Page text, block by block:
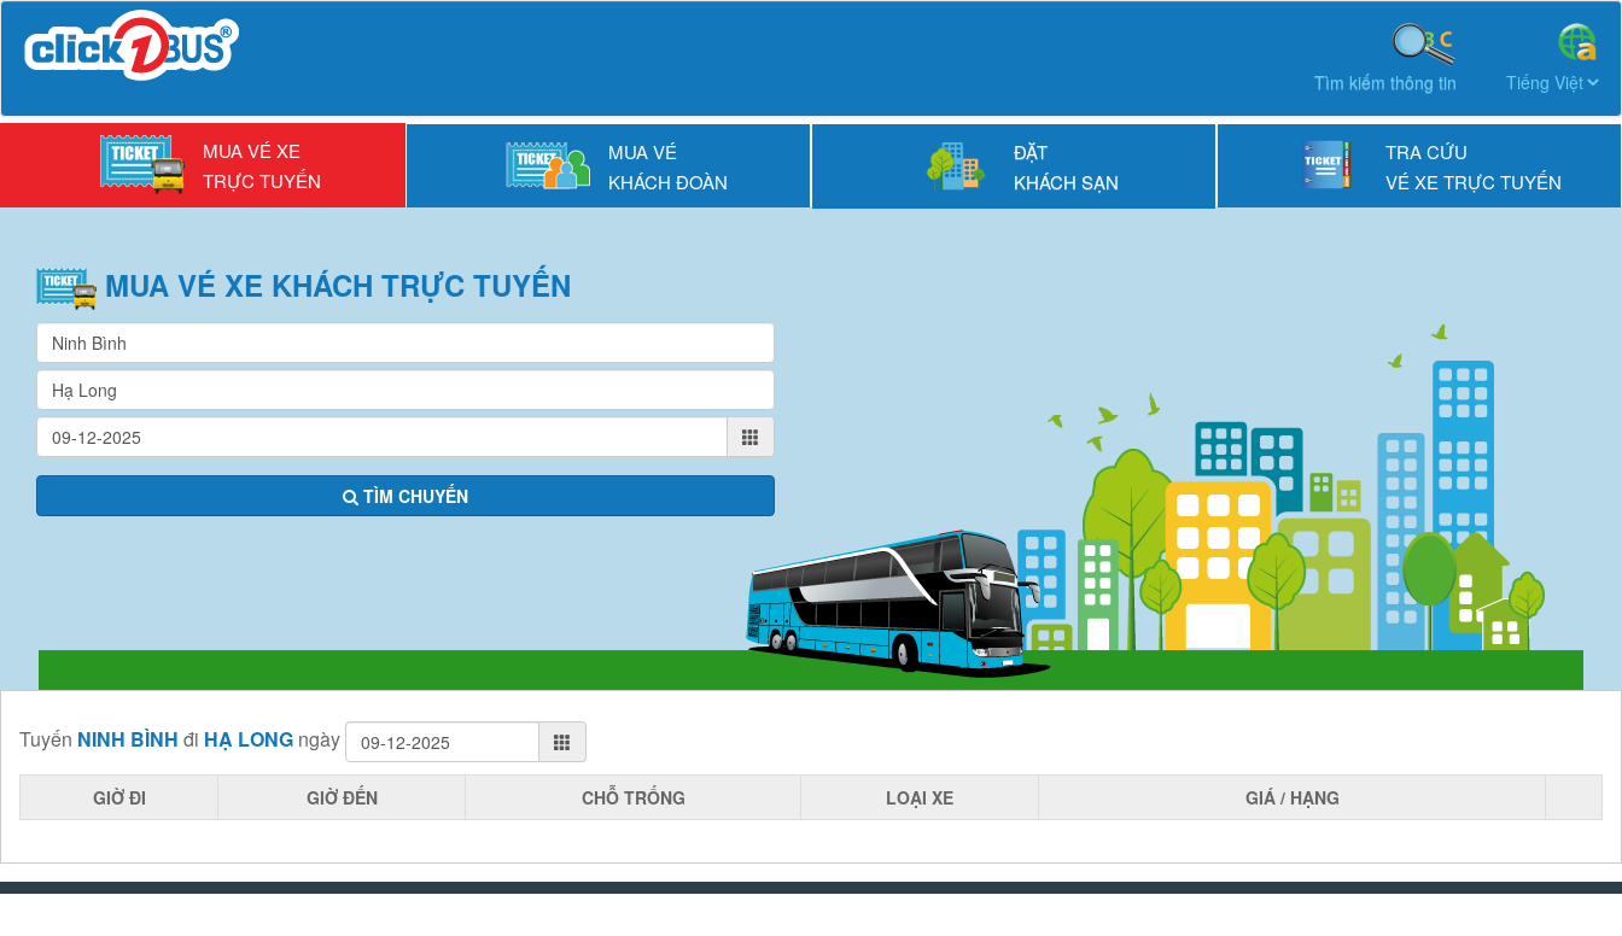
Tìm kiếm thông tin
MUA VÉ XE
TRỰC TUYẾN
MUA VÉ
KHÁCH ĐOÀN
ĐẶT
KHÁCH SẠN
TRA CỨU
VÉ XE TRỰC TUYẾN
MUA VÉ XE KHÁCH TRỰC TUYẾN
TÌM CHUYẾN
Tuyến NINH BÌNH đi HẠ LONG ngày
GIỜ ĐI GIỜ ĐẾN CHỖ TRỐNG LOẠI XE GIÁ / HẠNG